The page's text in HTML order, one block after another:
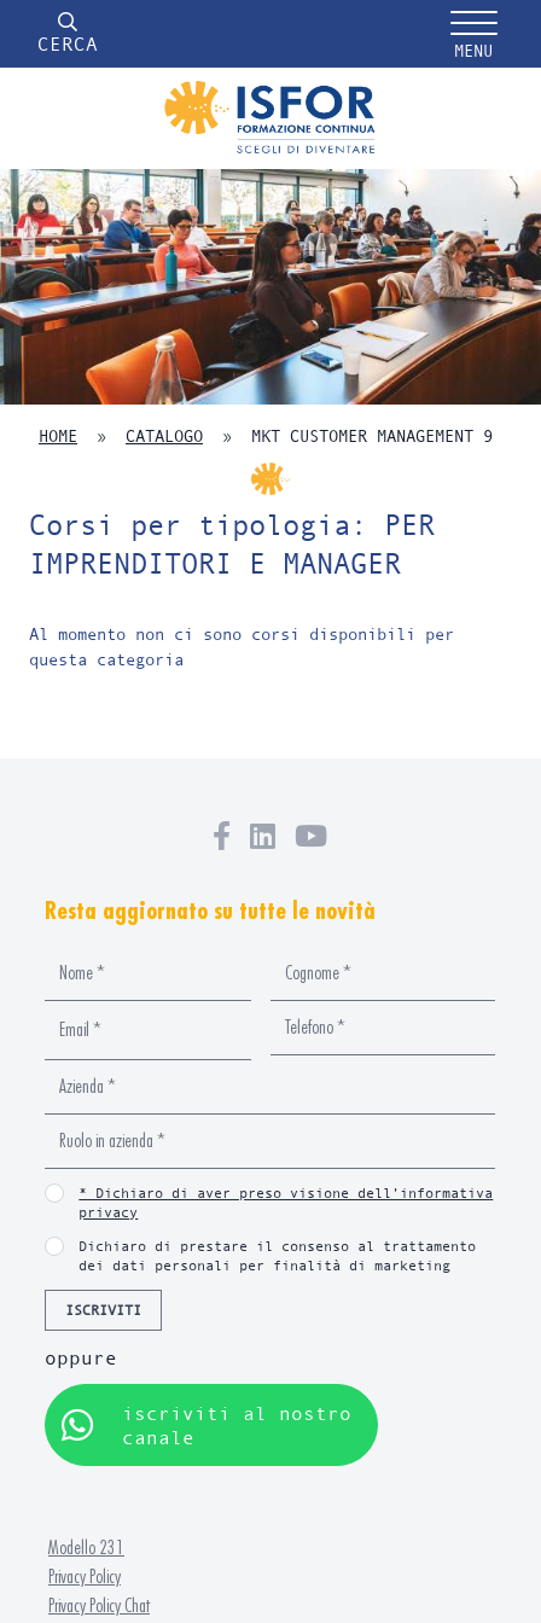
CERCA MENU
HOME » CATALOGO » MKT CUSTOMER MANAGEMENT 9
Corsi per tipologia: PER
IMPRENDITORI E MANAGER
Al momento non ci sono corsi disponibili per
questa categoria
Resta aggiornato su tutte le novità
* Dichiaro di aver preso visione dell’informativa
privacy
Dichiaro di prestare il consenso al trattamento
dei dati personali per finalità di marketing
ISCRIVITI
oppure
iscriviti al nostro
canale
Modello 231
Privacy Policy
Privacy Policy Chat